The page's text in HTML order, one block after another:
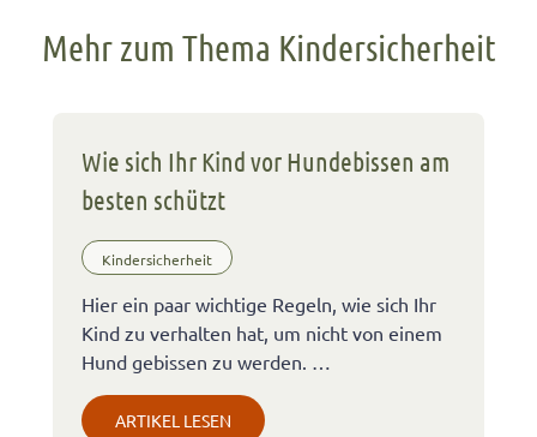
Mehr zum Thema Kindersicherheit
Wie sich Ihr Kind vor Hundebissen am
besten schützt
Kindersicherheit
Hier ein paar wichtige Regeln, wie sich Ihr
Kind zu verhalten hat, um nicht von einem
Hund gebissen zu werden. …
ARTIKEL LESEN